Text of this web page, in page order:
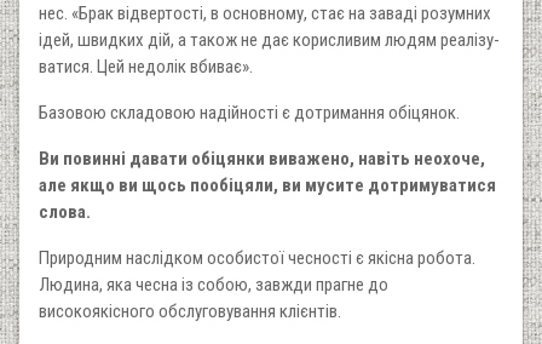
нес. «Брак відвертості, в основному, стає на заваді розумних
ідей, швидких дій, а також не дає корисливим людям реалізу­
ватися. Цей недолік вбиває».
Базовою складовою надійності є дотримання обіцянок.
Ви повинні давати обіцянки виважено, навіть неохоче,
але якщо ви щось пообіцяли, ви мусите дотримуватися
слова.
Природним наслідком особистої чесності є якісна робота.
Людина, яка чесна із собою, завжди прагне до
високоякісного обслуговування клієнтів.